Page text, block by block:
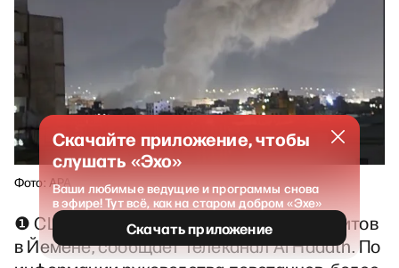
Фото: APA
❶ США нанесли удары по объектам хуситов
в Йемене, сообщает телеканал Al Hadath. По
Скачайте приложение, чтобы
слушать «Эхо»
Ваши любимые ведущие и программы снова
в эфире! Тут всё, как на старом добром «Эхе»
Скачать приложение